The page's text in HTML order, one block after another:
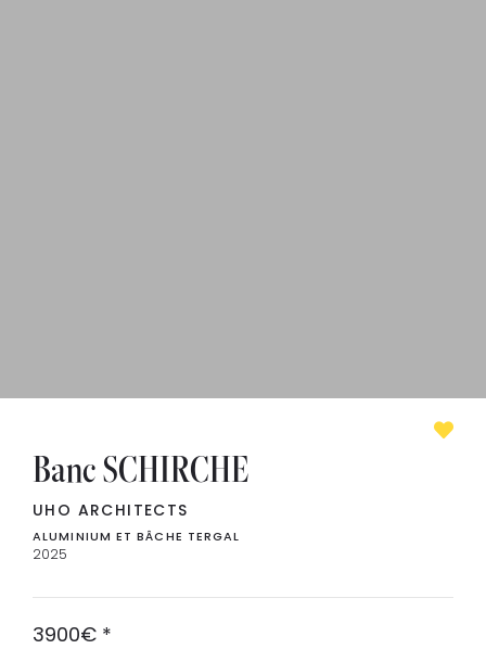
Banc SCHIRCHE
UHO ARCHITECTS
ALUMINIUM ET BÂCHE TERGAL
2025
3900€ *